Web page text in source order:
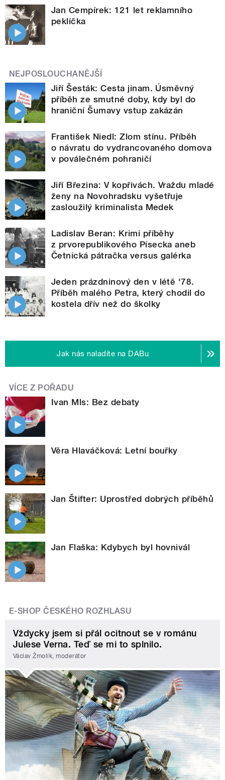
Jan Cempírek: 121 let reklamního
peklíčka
NEJPOSLOUCHANĚJŠÍ
Jiří Šesták: Cesta jinam. Úsměvný
příběh ze smutné doby, kdy byl do
hraniční Šumavy vstup zakázán
František Niedl: Zlom stínu. Příběh
o návratu do vydrancovaného domova
v poválečném pohraničí
Jiří Březina: V kopřivách. Vraždu mladé
ženy na Novohradsku vyšetřuje
zasloužilý kriminalista Medek
Ladislav Beran: Krimi příběhy
z prvorepublikového Písecka aneb
Četnická pátračka versus galérka
Jeden prázdninový den v létě '78.
Příběh malého Petra, který chodil do
kostela dřív než do školky
Jak nás naladíte na DABu
VÍCE Z POŘADU
Ivan Mls: Bez debaty
Věra Hlaváčková: Letní bouřky
Jan Štifter: Uprostřed dobrých příběhů
Jan Flaška: Kdybych byl hovnivál
E-SHOP ČESKÉHO ROZHLASU
Vždycky jsem si přál ocitnout se v románu
Julese Verna. Teď se mi to splnilo.
Václav Žmolík, moderátor